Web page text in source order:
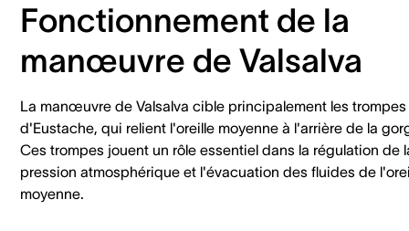
Fonctionnement de la
manœuvre de Valsalva
La manœuvre de Valsalva cible principalement les trompes
d'Eustache, qui relient l'oreille moyenne à l'arrière de la
Ces trompes jouent un rôle essentiel dans la régulation de
pression atmosphérique et l'évacuation des fluides de
moyenne.